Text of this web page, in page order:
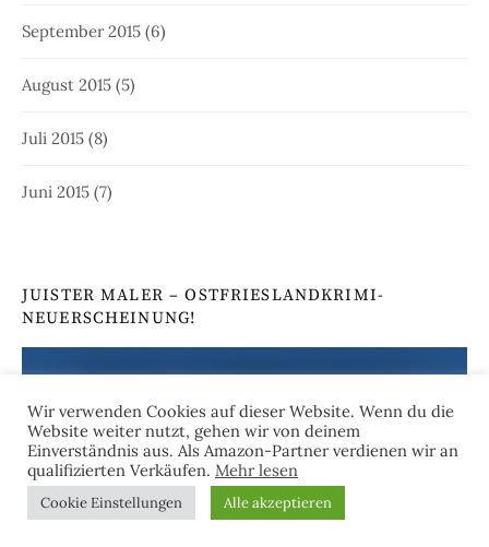
September 2015 (6)
August 2015 (5)
Juli 2015 (8)
Juni 2015 (7)
JUISTER MALER – OSTFRIESLANDKRIMI-
NEUERSCHEINUNG!
Wir verwenden Cookies auf dieser Website. Wenn du die
Website weiter nutzt, gehen wir von deinem
Einverständnis aus. Als Amazon-Partner verdienen wir an
qualifizierten Verkäufen. Mehr lesen
Cookie Einstellungen Alle akzeptieren